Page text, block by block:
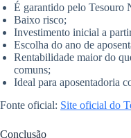
É garantido pelo Tesouro
Baixo risco;
Investimento inicial a
Escolha do ano de
Rentabilidade maior do
comuns;
Ideal para aposentadoria
Fonte oficial: Site oficial do
Conclusão